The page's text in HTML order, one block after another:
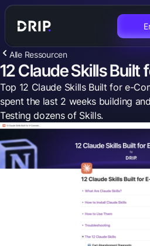
Alle Ressourcen
12 Claude Skills
Top 12 Claude Skills Built for e-
spent the last 2 weeks building
Testing dozens of Skills.